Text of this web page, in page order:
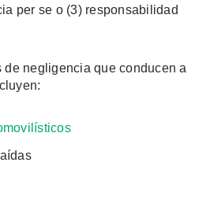
per se o (3) responsabilidad
de negligencia que conducen a